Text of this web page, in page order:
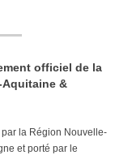
officiel de la
Aquitaine &
la Région Nouvelle-
et porté par le